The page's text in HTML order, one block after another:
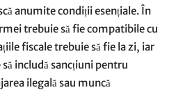
anumite condiții esențiale. În
trebuie să fie compatibile cu
fiscale trebuie să fie la zi, iar
includă sancțiuni pentru
ilegală sau muncă